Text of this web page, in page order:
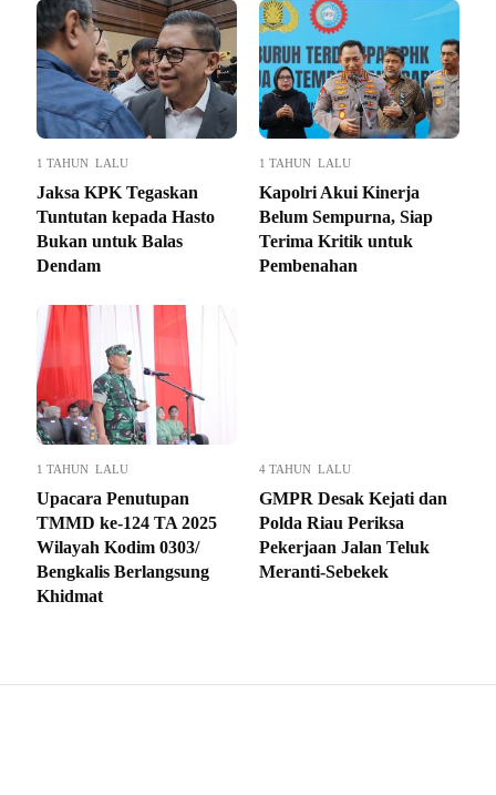
1 TAHUN LALU
Jaksa KPK Tegaskan
Tuntutan kepada Hasto
Bukan untuk Balas
Dendam
1 TAHUN LALU
Kapolri Akui Kinerja
Belum Sempurna, Siap
Terima Kritik untuk
Pembenahan
1 TAHUN LALU
Upacara Penutupan
TMMD ke-124 TA 2025
Wilayah Kodim 0303/
Bengkalis Berlangsung
Khidmat
4 TAHUN LALU
GMPR Desak Kejati dan
Polda Riau Periksa
Pekerjaan Jalan Teluk
Meranti-Sebekek